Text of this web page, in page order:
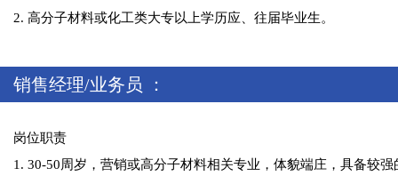
2. 高分子材料或化工类大专以上学历应、往届毕业生。
销售经理/业务员 ：
岗位职责
1. 30-50周岁，营销或高分子材料相关专业，体貌端庄，具备较强